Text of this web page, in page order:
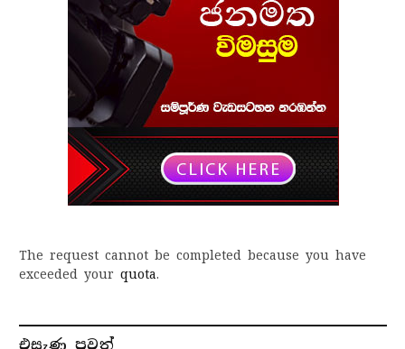
The request cannot be completed because you have
exceeded your quota.
එසැණ පුව​ත්